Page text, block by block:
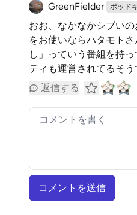
GreenFielder ポッド
おお、なかなかシブい
をお使いならハタモト
し」っていう番組を持
ティも運営されてるそう
返信する
コメントを送信